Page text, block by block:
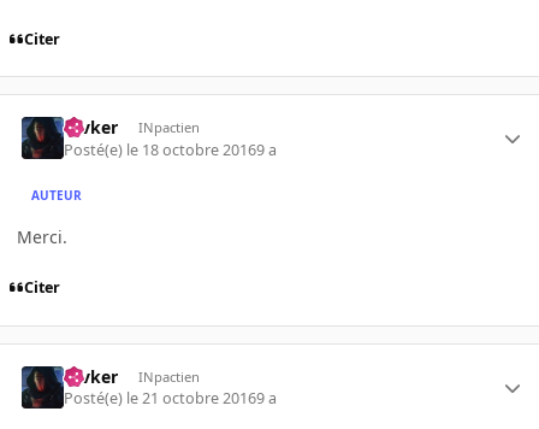
Citer
revker INpactien
Posté(e) le 18 octobre 20169 a
AUTEUR
Merci.
Citer
revker INpactien
Posté(e) le 21 octobre 20169 a